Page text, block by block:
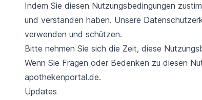
Indem Sie diesen Nutzungsbedingungen
und verstanden haben. Unsere
verwenden und schützen.
Bitte nehmen Sie sich die Zeit, diese
Wenn Sie Fragen oder Bedenken zu diesen
apothekenportal.de.
Updates